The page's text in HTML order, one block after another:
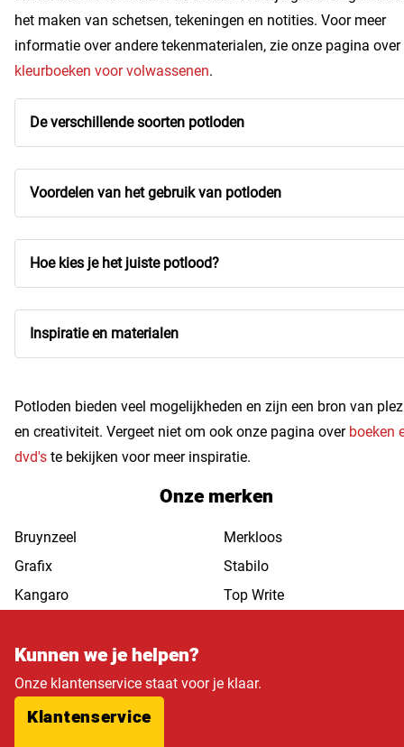
het maken van schetsen, tekeningen en notities. Voor meer
informatie over andere tekenmaterialen, zie onze pagina over
kleurboeken voor volwassenen.
De verschillende soorten potloden
Voordelen van het gebruik van potloden
Hoe kies je het juiste potlood?
Inspiratie en materialen
Potloden bieden veel mogelijkheden en zijn een bron van
en creativiteit. Vergeet niet om ook onze pagina over boeken
dvd's te bekijken voor meer inspiratie.
Onze merken
Bruynzeel
Grafix
Kangaro
Merkloos
Stabilo
Top Write
Kunnen we je helpen?
Onze klantenservice staat voor je klaar.
Klantenservice